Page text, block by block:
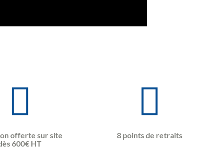
offerte sur site
600€ HT
8 points de retraits